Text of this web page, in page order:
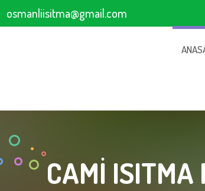
osmanliisitma@gmail.com
CAMI ISITMA